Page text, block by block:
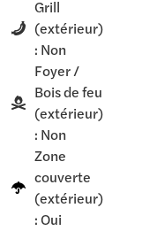
Grill
(extérieur)
: Non
Foyer /
Bois de feu
(extérieur)
: Non
Zone
couverte
(extérieur)
: Oui